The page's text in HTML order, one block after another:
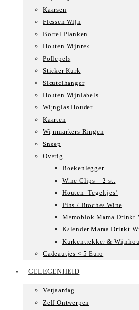
Kaarsen
Flessen Wijn
Borrel Planken
Houten Wijnrek
Pollepels
Sticker Kurk
Sleutelhanger
Houten Wijnlabels
Wijnglas Houder
Kaarten
Wijnmarkers Ringen
Snoep
Overig
Boekenlegger
Wine Clips – 2 st.
Houten ‘Tegeltjes’
Pins / Broches Wine
Memoblok Mama Drinkt
Kalender Mama Drinkt
Kurkentrekker &
Cadeautjes < 5 Euro
GELEGENHEID
Verjaardag
Zelf Ontwerpen